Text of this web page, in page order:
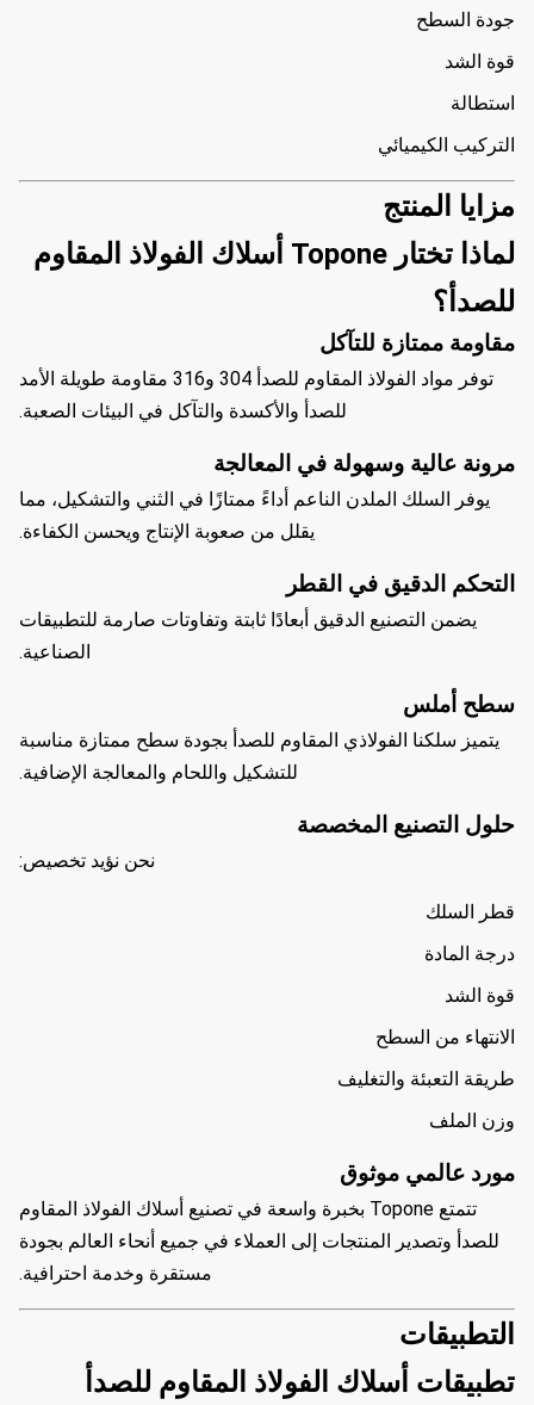
جودة السطح
قوة الشد
استطالة
التركيب الكيميائي
مزايا المنتج
لماذا تختار Topone أسلاك الفولاذ المقاوم
للصدأ؟
مقاومة ممتازة للتآكل
توفر مواد الفولاذ المقاوم للصدأ 304 و316 مقاومة طويلة الأمد
للصدأ والأكسدة والتآكل في البيئات الصعبة.
مرونة عالية وسهولة في المعالجة
يوفر السلك الملدن الناعم أداءً ممتازًا في الثني والتشكيل، مما
يقلل من صعوبة الإنتاج ويحسن الكفاءة.
التحكم الدقيق في القطر
يضمن التصنيع الدقيق أبعادًا ثابتة وتفاوتات صارمة للتطبيقات
الصناعية.
سطح أملس
يتميز سلكنا الفولاذي المقاوم للصدأ بجودة سطح ممتازة مناسبة
للتشكيل واللحام والمعالجة الإضافية.
حلول التصنيع المخصصة
نحن نؤيد تخصيص:
قطر السلك
درجة المادة
قوة الشد
الانتهاء من السطح
طريقة التعبئة والتغليف
وزن الملف
مورد عالمي موثوق
تتمتع Topone بخبرة واسعة في تصنيع أسلاك الفولاذ المقاوم
للصدأ وتصدير المنتجات إلى العملاء في جميع أنحاء العالم بجودة
مستقرة وخدمة احترافية.
التطبيقات
تطبيقات أسلاك الفولاذ المقاوم للصدأ